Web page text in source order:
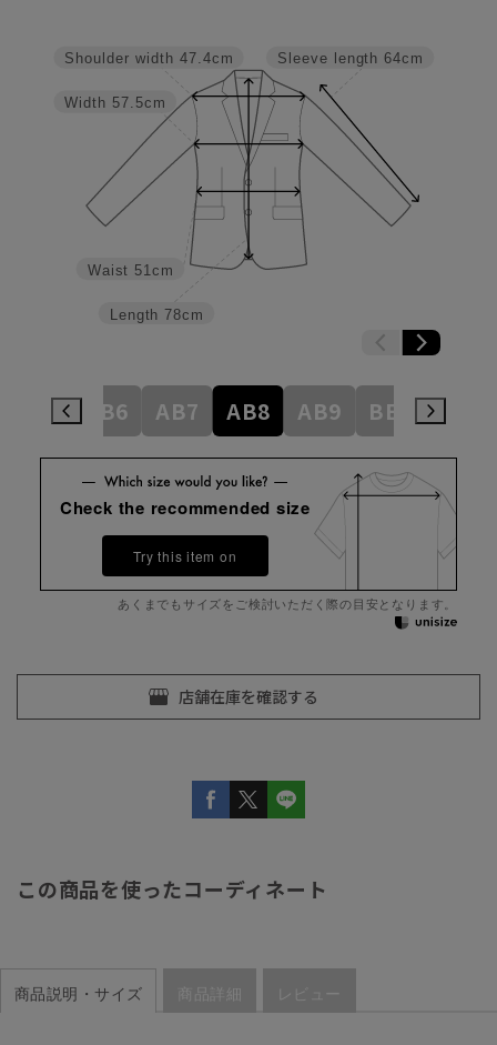
Sleeve length 64cm
Length 78cm
Waist 51cm
Width 57.5cm
Shoulder width 47.4cm
AB6 AB7 AB8 AB9 BE3
Check the recommended size
Try this item on
あくまでもサイズをご検討いただく際の目安となります。
この商品を使ったコーディネート
商品説明・サイズ 商品詳細 レビュー